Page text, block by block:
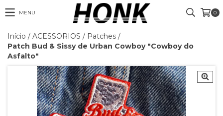
MENU 0
Início / ACESSORIOS / Patches /
Patch Bud & Sissy de Urban Cowboy "Cowboy do
Asfalto"